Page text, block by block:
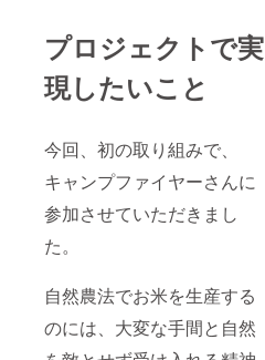
プロジェクトで実
現したいこと
今回、初の取り組みで、
キャンプファイヤーさんに
参加させていただきまし
た。
自然農法でお米を生産する
のには、大変な手間と自然